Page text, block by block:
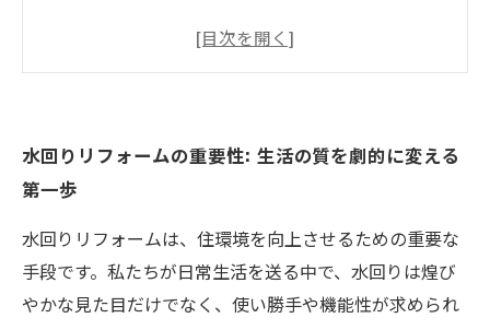
最新トレンドを取り入れた水回りリフォームの
事例
安心・安全な水回りを実現するための設計のコ
ツ
理想の水回りを手に入れるためのステップバイ
ステップガイド
水回りリフォームの重要性: 生活の質を劇的に変える
第一歩
水回りリフォームは、住環境を向上させるための重要な
手段です。私たちが日常生活を送る中で、水回りは煌び
やかな見た目だけでなく、使い勝手や機能性が求められ